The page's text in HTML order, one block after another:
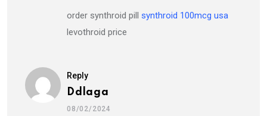
order synthroid pill synthroid 100mcg usa
levothroid price
Reply
Ddlaga
08/02/2024